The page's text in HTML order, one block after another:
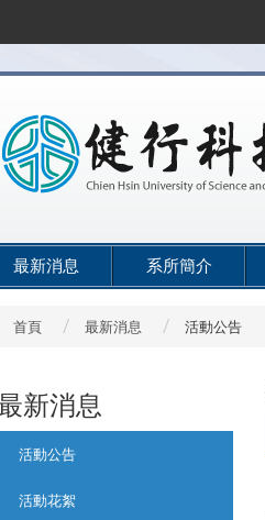
最新消息 系所簡介
首頁 最新消息 活動公告
新消息
活動公告
活動花絮